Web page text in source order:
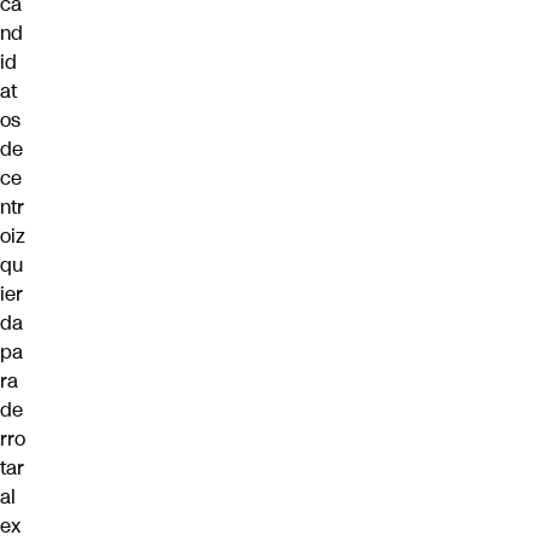
nd
id
at
os
de
ce
ntr
oiz
qu
ier
da
pa
ra
de
rro
tar
al
ex